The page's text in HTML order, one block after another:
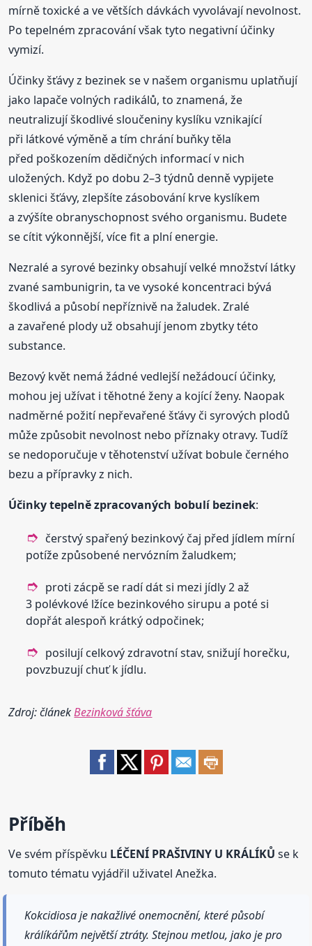
mírně toxické a ve větších dávkách vyvolávají nevolnost.
Po tepelném zpracování však tyto negativní účinky
vymizí.
Účinky šťávy z bezinek se v našem organismu uplatňují
jako lapače volných radikálů, to znamená, že
neutralizují škodlivé sloučeniny kyslíku vznikající
při látkové výměně a tím chrání buňky těla
před poškozením dědičných informací v nich
uložených. Když po dobu 2–3 týdnů denně vypijete
sklenici šťávy, zlepšíte zásobování krve kyslíkem
a zvýšíte obranyschopnost svého organismu. Budete
se cítit výkonnější, více fit a plní energie.
Nezralé a syrové bezinky obsahují velké množství látky
zvané sambunigrin, ta ve vysoké koncentraci bývá
škodlivá a působí nepříznivě na žaludek. Zralé
a zavařené plody už obsahují jenom zbytky této
substance.
Bezový květ nemá žádné vedlejší nežádoucí účinky,
mohou jej užívat i těhotné ženy a kojící ženy. Naopak
nadměrné požití nepřevařené šťávy či syrových plodů
může způsobit nevolnost nebo příznaky otravy. Tudíž
se nedoporučuje v těhotenství užívat bobule černého
bezu a přípravky z nich.
Účinky tepelně zpracovaných bobulí bezinek:
čerstvý spařený bezinkový čaj před jídlem mírní
potíže způsobené nervózním žaludkem;
proti zácpě se radí dát si mezi jídly 2 až
3 polévkové lžíce bezinkového sirupu a poté si
dopřát alespoň krátký odpočinek;
posilují celkový zdravotní stav, snižují horečku,
povzbuzují chuť k jídlu.
Zdroj: článekBezinková šťáva
Příběh
Ve svém příspěvku LÉČENÍ PRAŠIVINY U KRÁLÍKŮ se k
tomuto tématu vyjádřil uživatel Anežka.
Kokcidiosa je nakažlivé onemocnění, které působí
králíkářům největší ztráty. Stejnou metlou, jako je pro